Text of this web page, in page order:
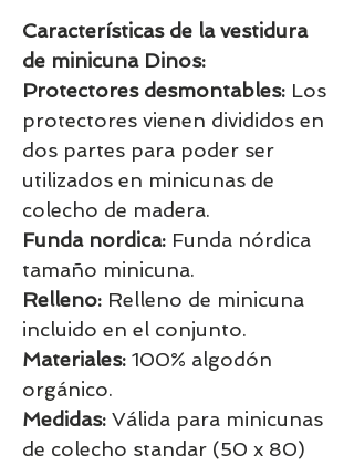
Características de la vestidura
de minicuna Dinos:
Protectores desmontables: Los
protectores vienen divididos en
dos partes para poder ser
utilizados en minicunas de
colecho de madera.
Funda nordica: Funda nórdica
tamaño minicuna.
Relleno: Relleno de minicuna
incluido en el conjunto.
Materiales: 100% algodón
orgánico.
Medidas: Válida para minicunas
de colecho standar (50 x 80)